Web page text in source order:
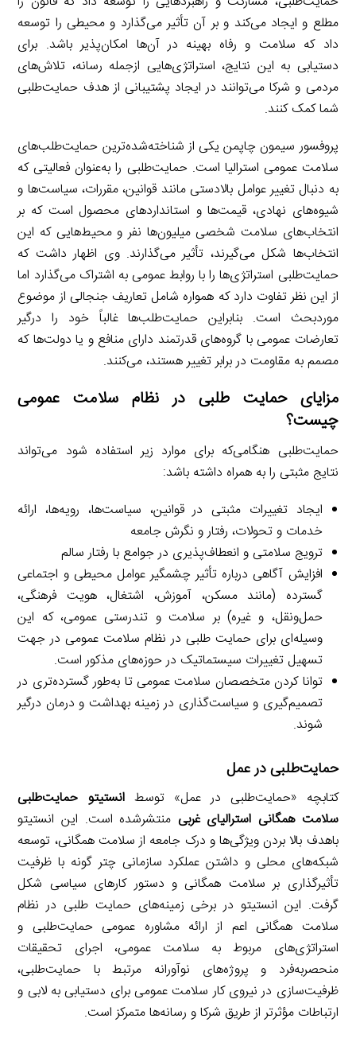
مطلع و ایجاد می‌کند و بر آن تأثیر می‌گذارد و محیطی را توسعه
داد که سلامت و رفاه بهینه در آن‌ها امکان‌پذیر باشد. برای
دستیابی به این نتایج، استراتژی‌هایی ازجمله رسانه، تلاش‌های
مردمی و شرکا می‌توانند در ایجاد پشتیبانی از هدف حمایت‌طلبی
شما کمک کنند.
پروفسور سیمون چاپمن یکی از شناخته‌شده‌ترین حمایت‌طلب‌های
سلامت عمومی استرالیا است. حمایت‌طلبی را به‌عنوان فعالیتی که
به دنبال تغییر عوامل بالادستی مانند قوانین، مقررات، سیاست‌ها و
شیوه‌های نهادی، قیمت‌ها و استانداردهای محصول است که بر
انتخاب‌های سلامت شخصی میلیون‌ها نفر و محیط‌هایی که این
انتخاب‌ها شکل می‌گیرند، تأثیر می‌گذارند. وی اظهار داشت که
حمایت‌طلبی استراتژی‌ها را با روابط عمومی به اشتراک می‌گذارد اما
از این نظر تفاوت دارد که همواره شامل تعاریف جنجالی از موضوع
موردبحث است. بنابراین حمایت‌طلب‌ها غالباً خود را درگیر
تعارضات عمومی با گروه‌های قدرتمند دارای منافع و یا دولت‌ها که
مصمم به مقاومت در برابر تغییر هستند، می‌کنند.
مزایای حمایت طلبی در نظام سلامت عمومی
چیست؟
حمایت‌طلبی هنگامی‌که برای موارد زیر استفاده شود می‌تواند
نتایج مثبتی را به همراه داشته باشد:
ایجاد تغییرات مثبتی در قوانین، سیاست‌ها، رویه‌ها، ارائه
خدمات و تحولات، رفتار و نگرش جامعه
ترویج سلامتی و انعطاف‌پذیری در جوامع با رفتار سالم
افزایش آگاهی درباره تأثیر چشمگیر عوامل محیطی و اجتماعی
گسترده (مانند مسکن، آموزش، اشتغال، هویت فرهنگی،
حمل‌ونقل، و غیره) بر سلامت و تندرستی عمومی، که این
وسیله‌ای برای حمایت ‌طلبی در نظام سلامت عمومی در جهت
تسهیل تغییرات سیستماتیک در حوزه‌های مذکور است.
توانا کردن متخصصان سلامت عمومی تا به‌طور گسترده‌تری در
تصمیم‌گیری و سیاست‌گذاری در زمینه بهداشت و درمان درگیر
شوند.
حمایت‌طلبی در عمل
کتابچه «حمایت‌طلبی در عمل» توسطانستیتو حمایت‌طلبی
سلامت همگانی استرالیای غربی منتشرشده است. این انستیتو
باهدف بالا بردن ویژگی‌ها و درک جامعه از سلامت همگانی،‌ توسعه
شبکه‌های محلی و داشتن عملکرد سازمانی چتر گونه با ظرفیت
تأثیرگذاری بر سلامت همگانی و دستور کارهای سیاسی شکل
گرفت. این انستیتو در برخی زمینه‌های حمایت طلبی در نظام
سلامت همگانی اعم از ارائه مشاوره عمومی حمایت‌طلبی و
استراتژی‌های مربوط به سلامت عمومی، اجرای تحقیقات
منحصربه‌فرد و پروژه‌های نوآورانه مرتبط با حمایت‌طلبی،
ظرفیت‌سازی در نیروی کار سلامت عمومی برای دستیابی به لابی و
ارتباطات مؤثرتر از طریق شرکا و رسانه‌ها متمرکز است.